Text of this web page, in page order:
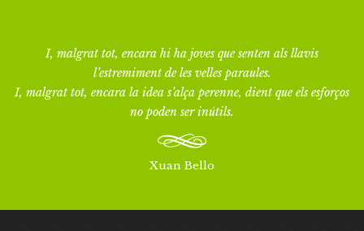
I, malgrat tot, encara hi ha joves que senten als llavis
l’estremiment de les velles paraules.
I, malgrat tot, encara la idea s’alça perenne, dient que els esforços
no poden ser inútils.
Xuan Bello